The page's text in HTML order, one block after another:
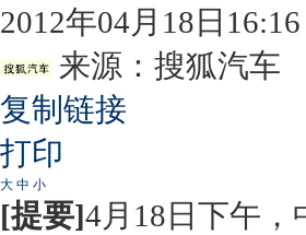
2012年04月18日16:16
来源： 搜狐汽车
复制链接
打印
大 中 小
[提要]4月18日下午，